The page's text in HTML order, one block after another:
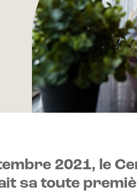
2021, le
sa toute